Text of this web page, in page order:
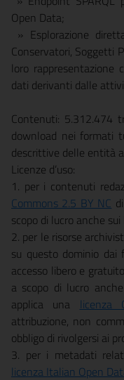
Open Data;
» Esplorazione
Conservatori, Soggetti
loro rappresentazione
dati derivanti dalle
Contenuti: 5.312.474
download nei formati
descrittive delle entità
Licenze d’uso:
1. per i contenuti
Commons 2.5 BY NC
scopo di lucro anche
2. per le risorse
su questo dominio dai
accesso libero e
a scopo di lucro
applica una licenza
attribuzione, non
obbligo di rivolgersi ai
3. per i metadati
licenza Italian Open